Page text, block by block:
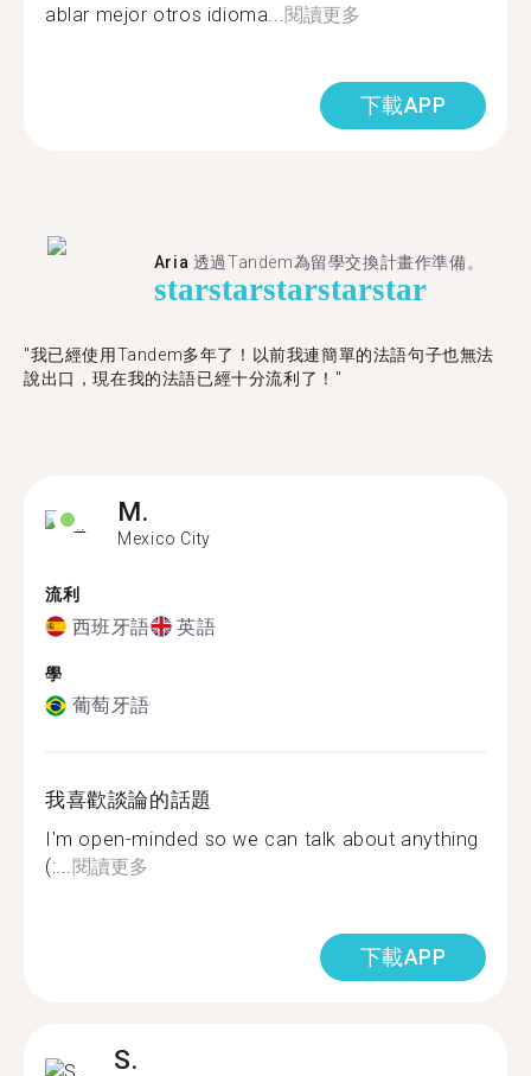
ablar mejor otros idioma...閱讀更多
下載APP
Aria 透過Tandem為留學交換計畫作準備。
starstarstarstarstar
"我已經使用Tandem多年了！以前我連簡單的法語句子也無法
說出口，現在我的法語已經十分流利了！"
M.
Mexico City
流利
西班牙語 英語
學
葡萄牙語
我喜歡談論的話題
I'm open-minded so we can talk about anything
(:...閱讀更多
下載APP
S.